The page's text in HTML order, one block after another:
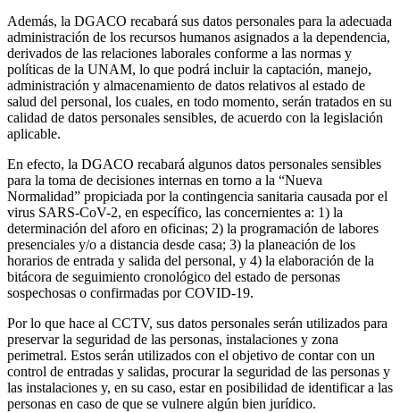
Además, la DGACO recabará sus datos personales para la adecuada
administración de los recursos humanos asignados a la dependencia,
derivados de las relaciones laborales conforme a las normas y
políticas de la UNAM, lo que podrá incluir la captación, manejo,
administración y almacenamiento de datos relativos al estado de
salud del personal, los cuales, en todo momento, serán tratados en su
calidad de datos personales sensibles, de acuerdo con la legislación
aplicable.
En efecto, la DGACO recabará algunos datos personales sensibles
para la toma de decisiones internas en torno a la “Nueva
Normalidad” propiciada por la contingencia sanitaria causada por el
virus SARS-CoV-2, en específico, las concernientes a: 1) la
determinación del aforo en oficinas; 2) la programación de labores
presenciales y/o a distancia desde casa; 3) la planeación de los
horarios de entrada y salida del personal, y 4) la elaboración de la
bitácora de seguimiento cronológico del estado de personas
sospechosas o confirmadas por COVID-19.
Por lo que hace al CCTV, sus datos personales serán utilizados para
preservar la seguridad de las personas, instalaciones y zona
perimetral. Estos serán utilizados con el objetivo de contar con un
control de entradas y salidas, procurar la seguridad de las personas y
las instalaciones y, en su caso, estar en posibilidad de identificar a las
personas en caso de que se vulnere algún bien jurídico.